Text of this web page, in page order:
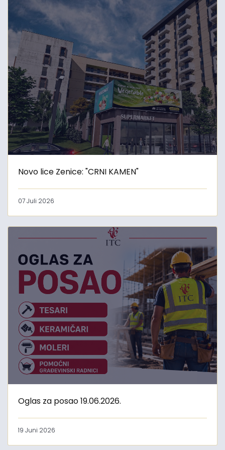
Novo lice Zenice: "CRNI KAMEN"
07 Juli 2026
Oglas za posao 19.06.2026.
19 Juni 2026